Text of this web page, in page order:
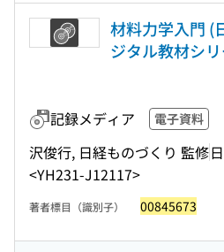
材料力学入門 (
ジタル教材シ
記録メディア 電子資料
沢俊行, 日経ものづくり 監修
<YH231-J12117>
著者標目（識別子） 00845673